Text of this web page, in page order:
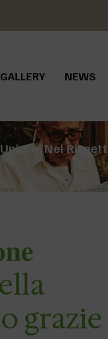
NEWS
Unisce, Nel
grazie